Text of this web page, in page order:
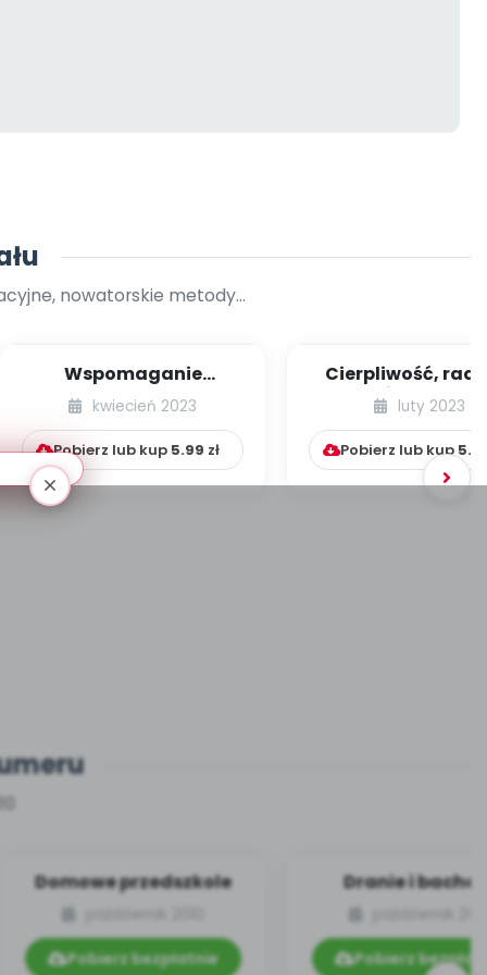
nowatorskie metody...
Wspomaganie
dwujęzyczności w
przedszkolu
kwiecień 2023
Pobierz lub kup 5.99 zł
Cierpliwość,
troska. Światowy
Osób z Zesp...
luty 2023
Pobierz lub kup
Domowe przedszkole
Pobierz bezpłatnie
Dranie i
Pobierz